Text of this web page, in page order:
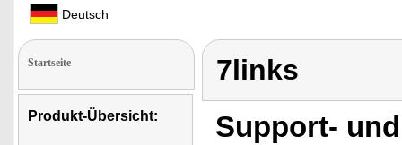
Deutsch
Startseite
Produkt-Übersicht:
7links
Support-